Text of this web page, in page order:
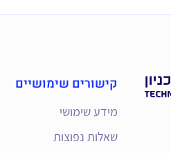
קישורים שימושיים
מידע שימושי
שאלות נפוצות